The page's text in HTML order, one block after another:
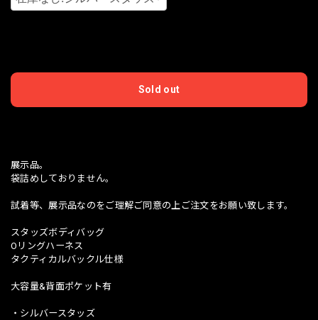
Sold out
展示品。
袋詰めしておりません。
試着等、展示品なのをご理解ご同意の上ご注文をお願い致します。
スタッズボディバッグ
Oリングハーネス
タクティカルバックル仕様
大容量&背面ポケット有
・シルバースタッズ